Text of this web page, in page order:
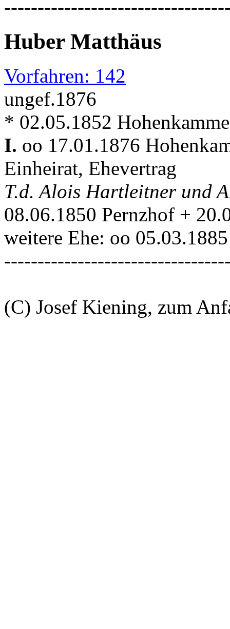
Huber Matthäus
Vorfahren: 142
ungef.1876
* 02.05.1852
I. oo 17.01.1876
Einheirat, Ehevertrag
T.d. Alois Hartleitner und
08.06.1850 Pernzhof +
weitere Ehe: oo
(C) Josef Kiening, zum